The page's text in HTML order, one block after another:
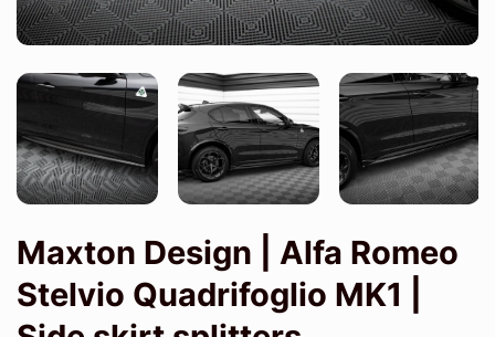
Maxton Design | Alfa Romeo
Stelvio Quadrifoglio MK1 |